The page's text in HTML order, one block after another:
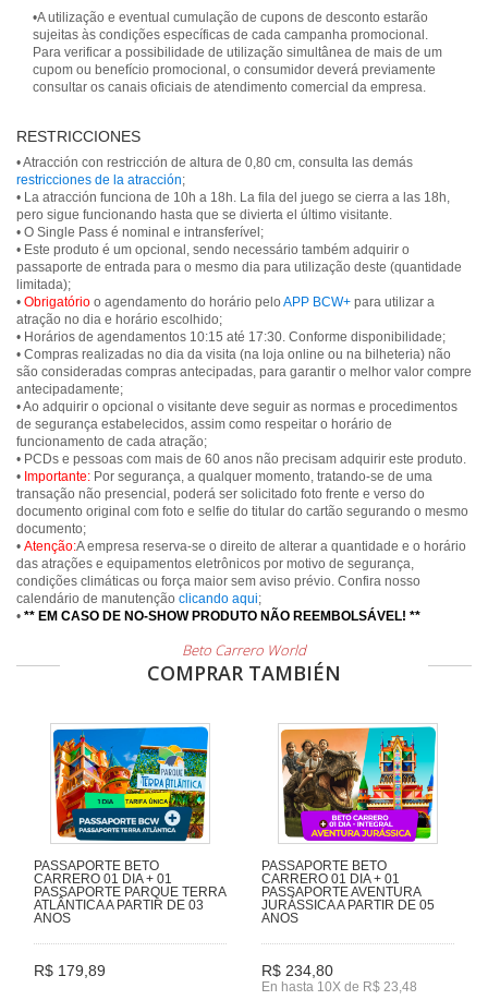
•A utilização e eventual cumulação de cupons de desconto estarão
sujeitas às condições específicas de cada campanha promocional.
Para verificar a possibilidade de utilização simultânea de mais de um
cupom ou benefício promocional, o consumidor deverá previamente
consultar os canais oficiais de atendimento comercial da empresa.
RESTRICCIONES
• Atracción con restricción de altura de 0,80 cm, consulta las demás
restricciones de la atracción;
• La atracción funciona de 10h a 18h. La fila del juego se cierra a las 18h,
pero sigue funcionando hasta que se divierta el último visitante.
• O Single Pass é nominal e intransferível;
• Este produto é um opcional, sendo necessário também adquirir o
passaporte de entrada para o mesmo dia para utilização deste (quantidade
limitada);
• Obrigatório o agendamento do horário pelo APP BCW+ para utilizar a
atração no dia e horário escolhido;
• Horários de agendamentos 10:15 até 17:30. Conforme disponibilidade;
• Compras realizadas no dia da visita (na loja online ou na bilheteria) não
são consideradas compras antecipadas, para garantir o melhor valor compre
antecipadamente;
• Ao adquirir o opcional o visitante deve seguir as normas e procedimentos
de segurança estabelecidos, assim como respeitar o horário de
funcionamento de cada atração;
• PCDs e pessoas com mais de 60 anos não precisam adquirir este produto.
• Importante: Por segurança, a qualquer momento, tratando-se de uma
transação não presencial, poderá ser solicitado foto frente e verso do
documento original com foto e selfie do titular do cartão segurando o mesmo
documento;
• Atenção:A empresa reserva-se o direito de alterar a quantidade e o horário
das atrações e equipamentos eletrônicos por motivo de segurança,
condições climáticas ou força maior sem aviso prévio. Confira nosso
calendário de manutenção clicando aqui;
• ** EM CASO DE NO-SHOW PRODUTO NÃO REEMBOLSÁVEL! **
Beto Carrero World
COMPRAR TAMBIÉN
PASSAPORTE BETO
CARRERO 01 DIA + 01
PASSAPORTE PARQUE TERRA
ATLÂNTICA A PARTIR DE 03
ANOS
R$ 179,89
PASSAPORTE BETO
CARRERO 01 DIA + 01
PASSAPORTE AVENTURA
JURÁSSICA A PARTIR DE 05
ANOS
R$ 234,80
En hasta 10X de R$ 23,48